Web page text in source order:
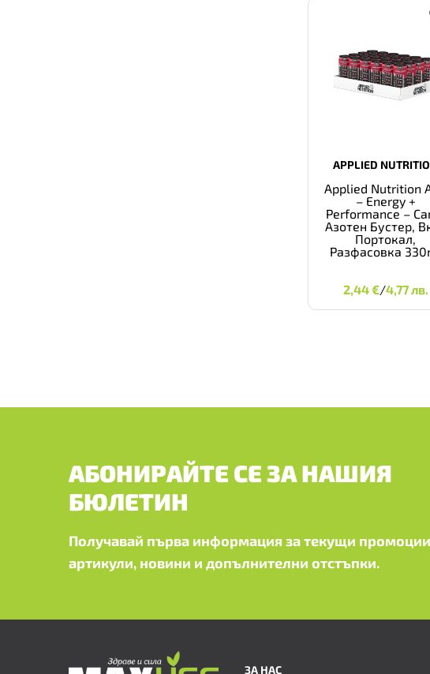
APPLIED
Applied Nutrition
– Energy +
Performance –
Азотен Бустер,
Портокал,
Разфасовка
2,44€/4,77 лв.
€
АБОНИРАЙТЕ СЕ ЗА НАШИЯ
БЮЛЕТИН
Получавай първа информация за текущи
артикули, новини и допълнителни отстъпки.
ЗА НАС